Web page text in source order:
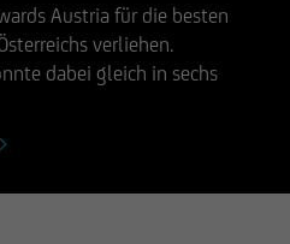
Austria für die besten
verliehen.
dabei gleich in sechs